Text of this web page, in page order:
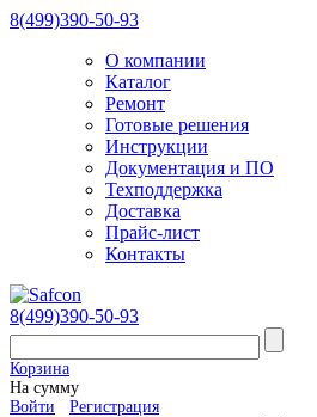
8(499)390-50-93
О компании
Каталог
Ремонт
Готовые решения
Инструкции
Документация и ПО
Техподдержка
Доставка
Прайс-лист
Контакты
8(499)390-50-93
Корзина
На сумму
Войти
Регистрация